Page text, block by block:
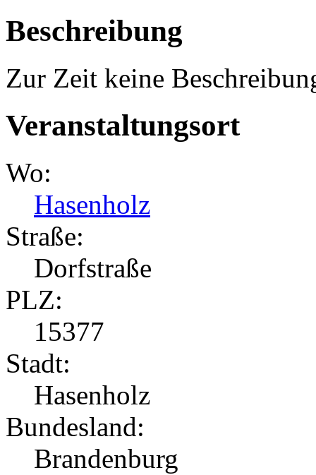
Beschreibung
Zur Zeit keine
Veranstaltungsort
Wo:
Hasenholz
Straße:
Dorfstraße
PLZ:
15377
Stadt:
Hasenholz
Bundesland:
Brandenburg